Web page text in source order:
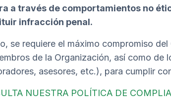
a través de comportamientos no
infracción penal.
se requiere el máximo compromiso
de la Organización, así como
asesores, etc.), para cumplir
NUESTRA POLÍTICA DE